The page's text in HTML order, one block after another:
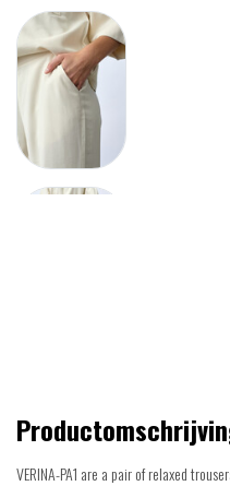
VERINA-PA1 are a pair of relaxed